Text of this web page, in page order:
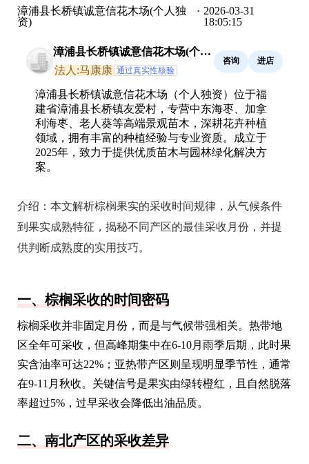
漳浦县长桥镇诚意信花木场(个人独
资)
· 2026-03-31
18:05:15
漳浦县长桥镇诚意信花木场(个人
独资)
法人:马康康 通过真实性核验
咨询 进店
漳浦县长桥镇诚意信花木场（个人独资）位于福
建省漳浦县长桥镇友爱村，专营中东海枣、加拿
利海枣、老人葵等高端景观苗木，深耕花卉种植
领域，拥有丰富的种植经验与专业资质。成立于
2025年，致力于提供优质苗木与园林绿化解决方
案。
介绍： 本文解析棕榈果实的采收时间规律，从气候条件
到果实成熟特征，揭秘不同产区的最佳采收月份，并提
供判断成熟度的实用技巧。
一、棕榈采收的时间密码
棕榈采收并非固定月份，而是与气候带强相关。热带地
区全年可采收，但高峰期集中在6-10月雨季后期，此时果
实含油率可达22%；亚热带产区则呈现明显季节性，通常
在9-11月秋收。关键信号是果实由绿转橙红，且自然脱落
率超过5%，过早采收会降低出油品质。
二、南北产区的采收差异